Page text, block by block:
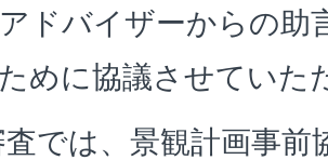
ドバイザーからの助
めに協議させていた
では、景観計画事前